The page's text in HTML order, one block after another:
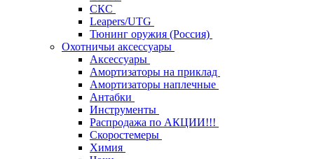
СКС
Leapers/UTG
Тюнинг оружия (Россия)
Охотничьи аксессуары
Аксессуары
Амортизаторы на приклад
Амортизаторы наплечные
Антабки
Инструменты
Распродажа по АКЦИИ!!!
Скоростемеры
Химия